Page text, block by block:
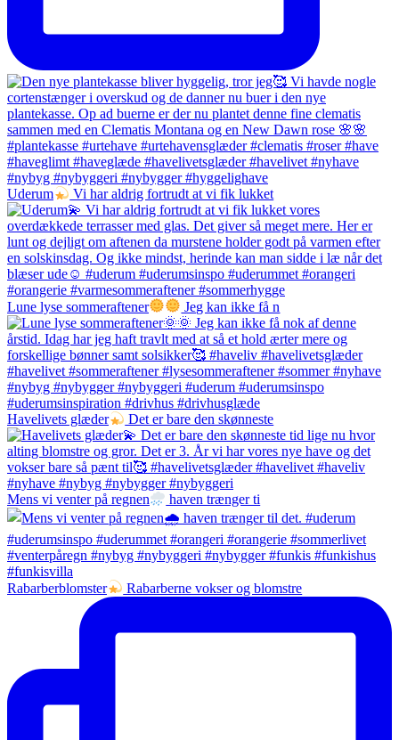
Uderum Vi har aldrig fortrudt at vi fik lukket
Lune lyse sommeraftener Jeg kan ikke få n
Havelivets glæder Det er bare den skønneste
Mens vi venter på regnen haven trænger ti
Rabarberblomster Rabarberne vokser og blomstre